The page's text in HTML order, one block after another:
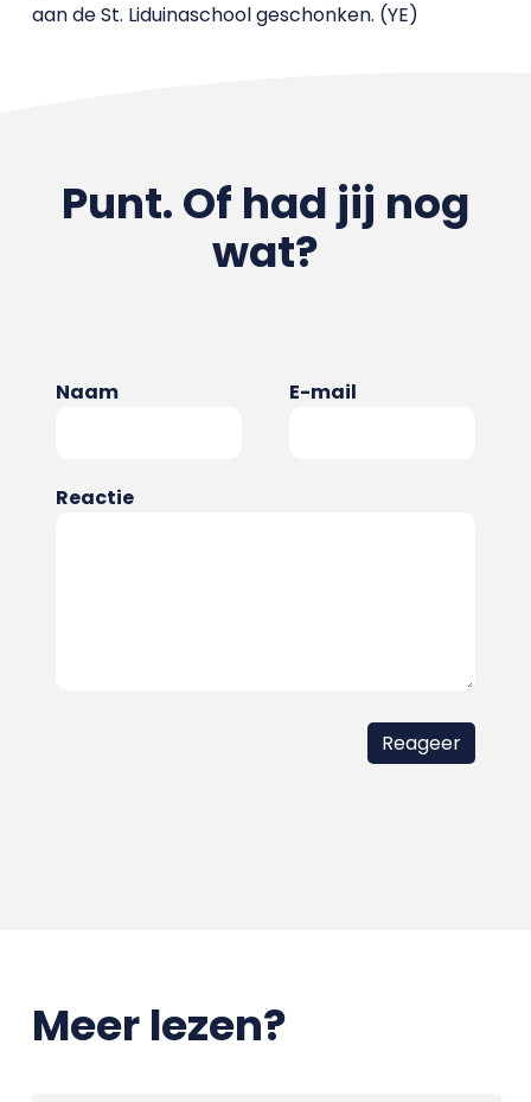
aan de St. Liduinaschool geschonken. (YE)
Punt. Of had jij nog
wat?
Naam E-mail
Reactie
Meer lezen?